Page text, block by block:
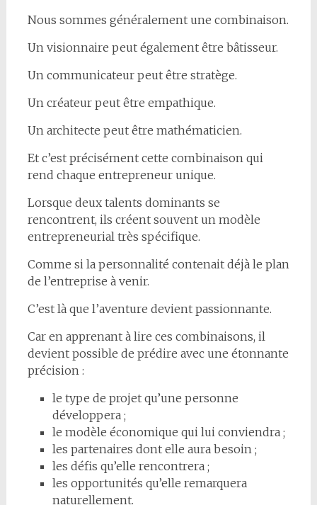
Nous sommes généralement une combinaison.
Un visionnaire peut également être bâtisseur.
Un communicateur peut être stratège.
Un créateur peut être empathique.
Un architecte peut être mathématicien.
Et c’est précisément cette combinaison qui
rend chaque entrepreneur unique.
Lorsque deux talents dominants se
rencontrent, ils créent souvent un modèle
entrepreneurial très spécifique.
Comme si la personnalité contenait déjà le plan
de l’entreprise à venir.
C’est là que l’aventure devient passionnante.
Car en apprenant à lire ces combinaisons, il
devient possible de prédire avec une étonnante
précision :
le type de projet qu’une personne
développera ;
le modèle économique qui lui conviendra ;
les partenaires dont elle aura besoin ;
les défis qu’elle rencontrera ;
les opportunités qu’elle remarquera
naturellement.